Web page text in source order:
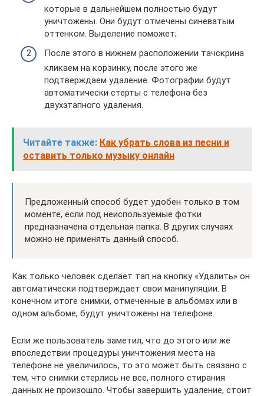
которые в дальнейшем полностью будут
уничтожены. Они будут отмечены синеватым
оттенком. Выделение поможет;
После этого в нижнем расположении тачскрина
кликаем на корзинку, после этого же
подтверждаем удаление. Фотографии будут
автоматически стерты с телефона без
двухэтапного удаления.
Читайте также: Как убрать слова из песни и
оставить только музыку онлайн
Предложенный способ будет удобен только в том
моменте, если под неиспользуемые фотки
предназначена отдельная папка. В других случаях
можно не применять данный способ.
Как только человек сделает тап на кнопку «Удалить» он
автоматически подтверждает свои манипуляции. В
конечном итоге снимки, отмеченные в альбомах или в
одном альбоме, будут уничтожены на телефоне.
Если же пользователь заметил, что до этого или же
впоследствии процедуры уничтожения места на
телефоне не увеличилось, то это может быть связано с
тем, что снимки стерлись не все, полного стирания
данных не произошло. Чтобы завершить удаление, стоит